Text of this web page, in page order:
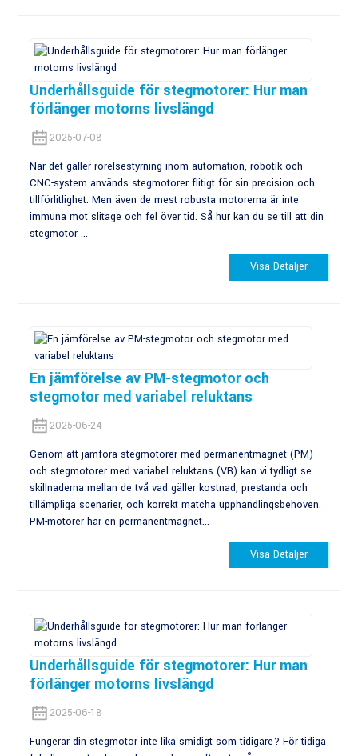
Underhållsguide för stegmotorer: Hur man
förlänger motorns livslängd
2025-07-08
När det gäller rörelsestyrning inom automation, robotik och
CNC-system används stegmotorer flitigt för sin precision och
tillförlitlighet. Men även de mest robusta motorerna är inte
immuna mot slitage och fel över tid. Så hur kan du se till att din
stegmotor ...
Visa Detaljer
En jämförelse av PM-stegmotor och
stegmotor med variabel reluktans
2025-06-24
Genom att jämföra stegmotorer med permanentmagnet (PM)
och stegmotorer med variabel reluktans (VR) kan vi tydligt se
skillnaderna mellan de två vad gäller kostnad, prestanda och
tillämpliga scenarier, och korrekt matcha upphandlingsbehoven.
PM-motorer har en permanentmagnet...
Visa Detaljer
Underhållsguide för stegmotorer: Hur man
förlänger motorns livslängd
2025-06-18
Fungerar din stegmotor inte lika smidigt som tidigare? För tidiga